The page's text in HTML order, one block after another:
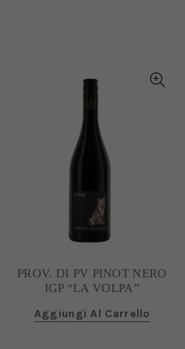
PROV. DI PV PINOT NERO
IGP “LA VOLPA”
Aggiungi Al Carrello